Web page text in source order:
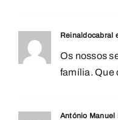
Reinaldocabral
Os nossos
família. Que
António Manuel